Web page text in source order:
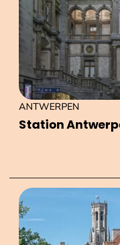
Station
ANTWERPEN